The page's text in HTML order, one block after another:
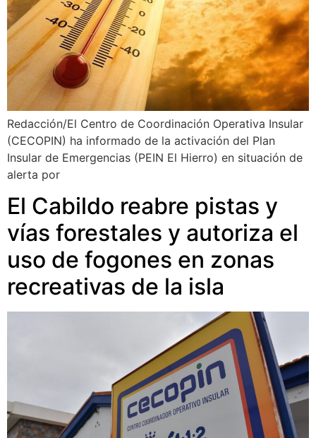
Redacción/El Centro de Coordinación Operativa Insular
(CECOPIN) ha informado de la activación del Plan
Insular de Emergencias (PEIN El Hierro) en situación de
alerta por
El Cabildo reabre pistas y
vías forestales y autoriza el
uso de fogones en zonas
recreativas de la isla